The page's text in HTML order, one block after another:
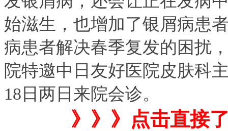
始滋生，也增加了银屑病患
病患者解决春季复发的困扰
院特邀中日友好医院皮肤科
18日两日来院会诊。
》》》点击直接